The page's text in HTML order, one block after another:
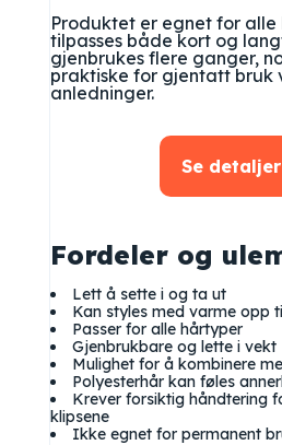
Produktet er egnet for
tilpasses både kort og
gjenbrukes flere ganger,
praktiske for gjentatt bruk
anledninger.
Fordeler og
Lett å sette i og ta ut
Kan styles med varme opp
Passer for alle hårtyper
Gjenbrukbare og lette i vekt
Mulighet for å kombinere
Polyesterhår kan føles
Krever forsiktig håndtering
klipsene
Ikke egnet for permanent
Se detaljer